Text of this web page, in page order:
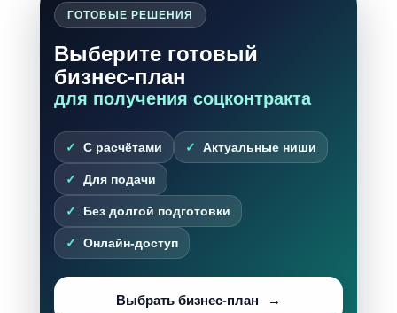
ГОТОВЫЕ РЕШЕНИЯ
Выберите готовый
бизнес-план
для получения соцконтракта
С расчётами Актуальные ниши
Для подачи
Без долгой подготовки
Онлайн-доступ
Выбрать бизнес-план